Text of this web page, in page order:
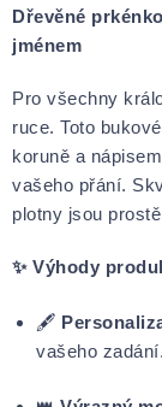
Dřevěné
jménem
Pro všechny
ruce. Toto
koruně a
vašeho přání.
plotny jsou
✨ Výhody
🖋
vašeho zadání.